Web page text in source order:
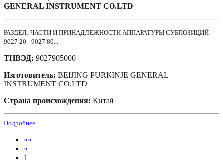
GENERAL INSTRUMENT CO.LTD
РАЗДЕЛ: ЧАСТИ И ПРИНАДЛЕЖНОСТИ АППАРАТУРЫ СУБПОЗИЦИЙ
9027 20 - 9027 80...
ТНВЭД: 9027905000
Изготовитель: BEIJING PURKINJE GENERAL
INSTRUMENT CO.LTD
Страна происхождения: Китай
Подробнее
««
«
1